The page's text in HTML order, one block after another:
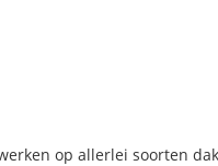
op allerlei soorten